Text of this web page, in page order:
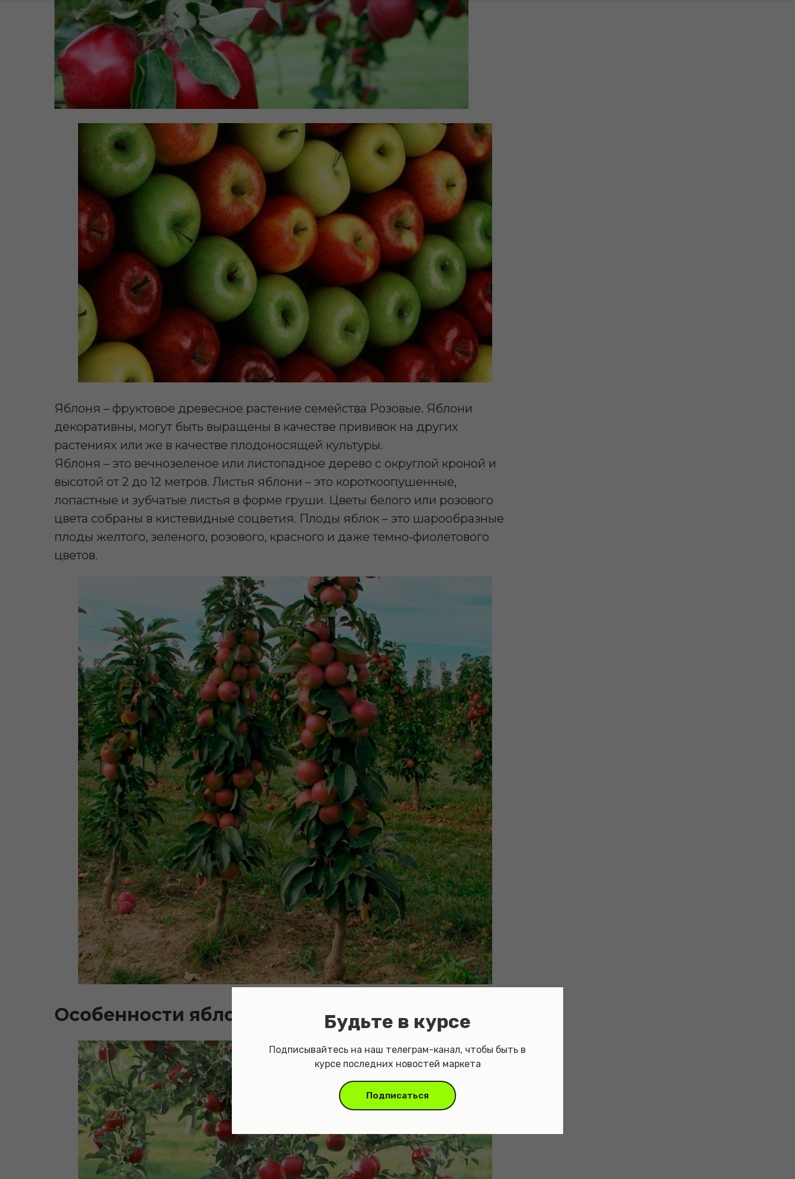
Будьте в курсе
Подписывайтесь на наш телеграм-канал, чтобы быть в
курсе последних новостей маркета
Подписаться
Яблоня – фруктовое древесное растение семейства Розовые. Яблони
декоративны, могут быть выращены в качестве прививок на других
растениях или же в качестве плодоносящей культуры.
Яблоня – это вечнозеленое или листопадное дерево с округлой кроной и
высотой от 2 до 12 метров. Листья яблони – это короткоопушенные,
лопастные и зубчатые листья в форме груши. Цветы белого или розового
цвета собраны в кистевидные соцветия. Плоды яблок – это шарообразные
плоды желтого, зеленого, розового, красного и даже темно-фиолетового
цветов.
Особенности яблони